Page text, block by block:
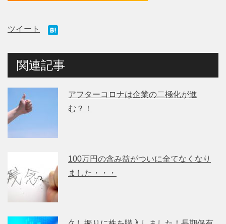
ツイート
関連記事
アフターコロナは企業の二極化が進
む？！
100万円の含み益がついに全てなくなり
ました・・・